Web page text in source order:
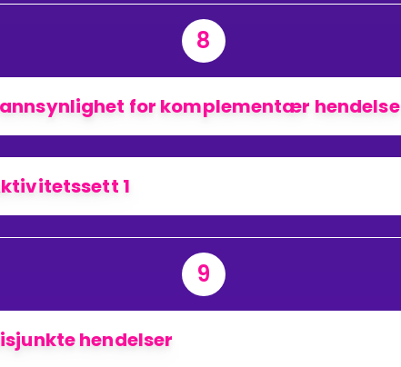
8
for komplementær hendelse
1
9
hendelser